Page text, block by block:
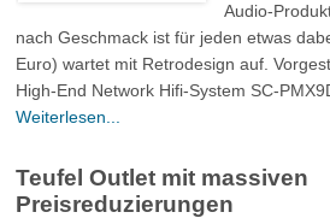
Audio-
nach Geschmack ist für jeden etwas
Euro) wartet mit Retrodesign auf.
High-End Network Hifi-System SC-
Weiterlesen...
Teufel Outlet mit massiven
Preisreduzierungen